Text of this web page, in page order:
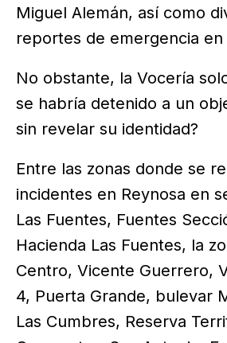
Miguel Alemán, así como
reportes de emergencia en
No obstante, la Vocería
se habría detenido a un
sin revelar su identidad?
Entre las zonas donde se
incidentes en Reynosa en
Las Fuentes, Fuentes
Hacienda Las Fuentes, la
Centro, Vicente Guerrero,
4, Puerta Grande, bulevar
Las Cumbres, Reserva